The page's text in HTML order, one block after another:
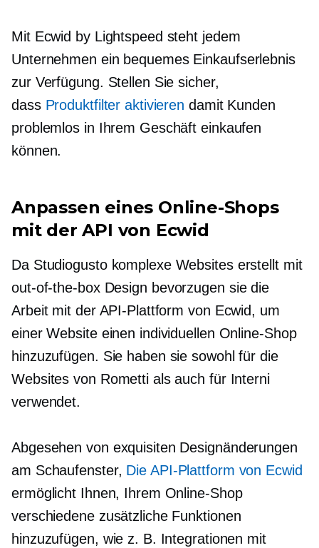
Mit Ecwid by Lightspeed steht jedem
Unternehmen ein bequemes Einkaufserlebnis
zur Verfügung. Stellen Sie sicher,
dass Produktfilter aktivieren damit Kunden
problemlos in Ihrem Geschäft einkaufen
können.
Anpassen eines Online-Shops
mit der API von Ecwid
Da Studiogusto komplexe Websites erstellt mit
out-of-the-boxDesign bevorzugen sie die
Arbeit mit der API-Plattform von Ecwid, um
einer Website einen individuellen Online-Shop
hinzuzufügen. Sie haben sie sowohl für die
Websites von Rometti als auch für Interni
verwendet.
Abgesehen von exquisiten Designänderungen
am Schaufenster, Die API-Plattform von Ecwid
ermöglicht Ihnen, Ihrem Online-Shop
verschiedene zusätzliche Funktionen
hinzuzufügen, wie z. B. Integrationen mit